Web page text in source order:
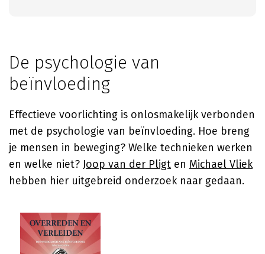
De psychologie van
beïnvloeding
Effectieve voorlichting is onlosmakelijk verbonden
met de psychologie van beïnvloeding. Hoe breng
je mensen in beweging? Welke technieken werken
en welke niet? Joop van der Pligt en Michael Vliek
hebben hier uitgebreid onderzoek naar gedaan.